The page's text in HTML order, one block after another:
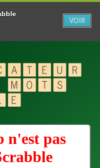
n'est pas
VOIR